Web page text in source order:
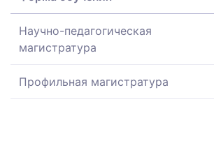
Научно-педагогическая
магистратура
Профильная магистратура